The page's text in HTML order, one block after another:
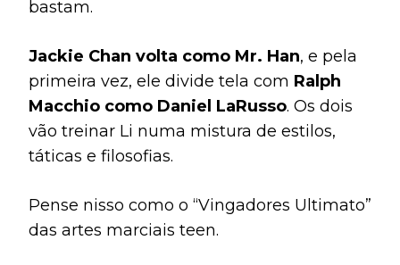
bastam.
Jackie Chan volta como Mr. Han, e pela
primeira vez, ele divide tela com Ralph
Macchio como Daniel LaRusso. Os dois
vão treinar Li numa mistura de estilos,
táticas e filosofias.
Pense nisso como o “Vingadores Ultimato”
das artes marciais teen.